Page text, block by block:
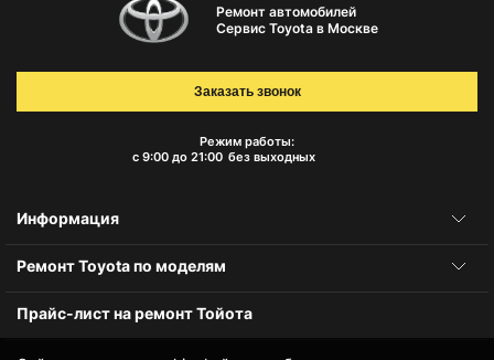
Ремонт автомобилей
Сервис Toyota в Москве
Режим работы:
с 9:00 до 21:00 без выходных
Заказать звонок
Информация
Ремонт Toyota по моделям
Прайс-лист на ремонт Тойота